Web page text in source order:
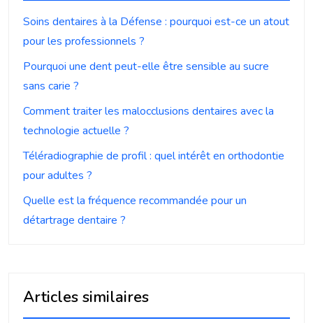
Soins dentaires à la Défense : pourquoi est-ce un atout
pour les professionnels ?
Pourquoi une dent peut-elle être sensible au sucre
sans carie ?
Comment traiter les malocclusions dentaires avec la
technologie actuelle ?
Téléradiographie de profil : quel intérêt en orthodontie
pour adultes ?
Quelle est la fréquence recommandée pour un
détartrage dentaire ?
Articles similaires